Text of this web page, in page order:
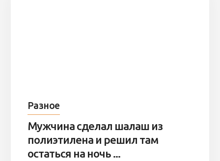
Разное
Мужчина сделал шалаш из
полиэтилена и решил там
остаться на ночь ...